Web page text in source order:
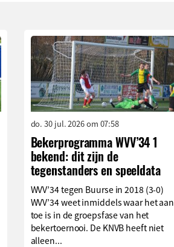
do. 30 jul. 2026 om 07:58
Bekerprogramma WVV’34 1
bekend: dit zijn de
tegenstanders en speeldata
WVV’34 tegen Buurse in 2018 (3-0)
WVV’34 weet inmiddels waar het aan
toe is in de groepsfase van het
bekertoernooi. De KNVB heeft niet
alleen...